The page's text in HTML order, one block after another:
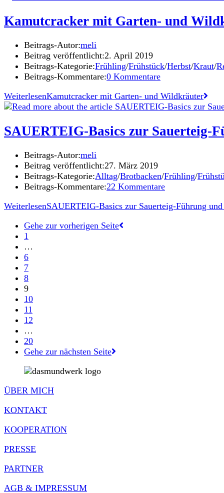
Kamutcracker mit Garten- und
Beitrags-Autor:meli
Beitrag veröffentlicht:2. April 2019
Beitrags-Kategorie:Frühling/Frühstück/Herbst/Kraut/
Beitrags-Kommentare:0 Kommentare
WeiterlesenKamutcracker mit Garten- und Wildkräuter
SAUERTEIG-Basics zur Sauerteig-
Beitrags-Autor:meli
Beitrag veröffentlicht:27. März 2019
Beitrags-Kategorie:Alltag/Brotbacken/Frühling/
Beitrags-Kommentare:22 Kommentare
WeiterlesenSAUERTEIG-Basics zur Sauerteig-Führung
Gehe zur vorherigen Seite
1
…
6
7
8
9
10
11
12
…
20
Gehe zur nächsten Seite
ÜBER MICH
KONTAKT
KOOPERATION
PRESSE
PARTNER
AGB & IMPRESSUM